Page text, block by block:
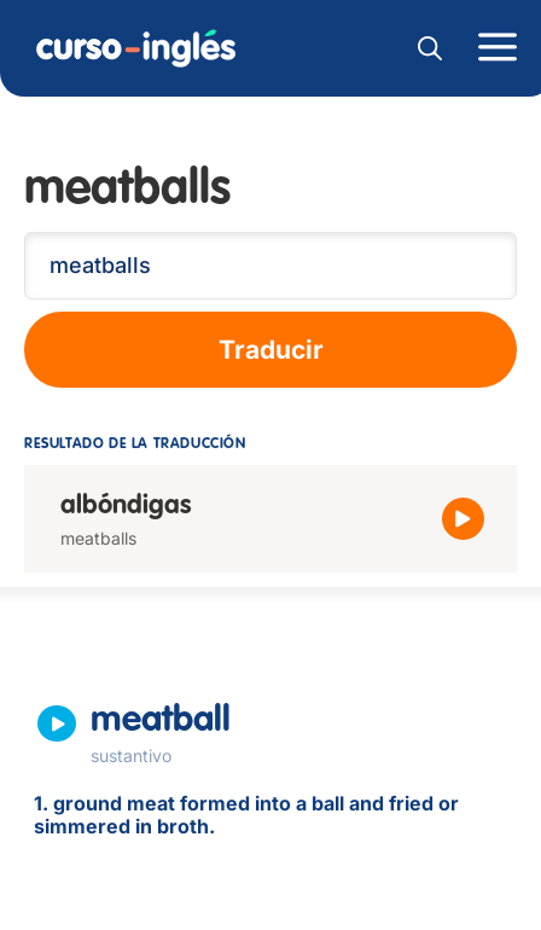
meatballs
Traducir
RESULTADO DE LA TRADUCCIÓN
albóndigas
meatballs
meatball
sustantivo
1. ground meat formed into a ball and fried or
simmered in broth.